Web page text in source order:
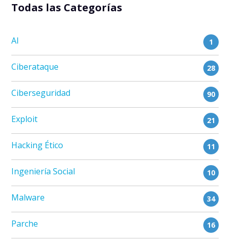
Todas las Categorías
AI 1
Ciberataque 28
Ciberseguridad 90
Exploit 21
Hacking Ético 11
Ingeniería Social 10
Malware 34
Parche 16